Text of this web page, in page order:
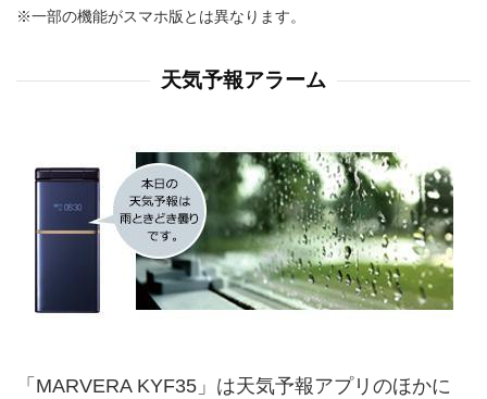
※一部の機能がスマホ版とは異なります。
天気予報アラーム
「MARVERA KYF35」は天気予報アプリのほかに